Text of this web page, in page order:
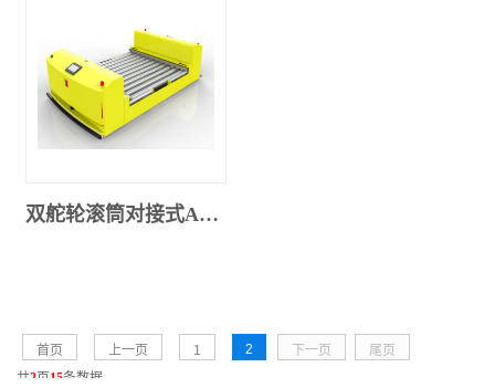
双舵轮滚筒对接式AGV（500DL-00）
首页 上一页 1 2 下一页
尾页
共2页 15条数据